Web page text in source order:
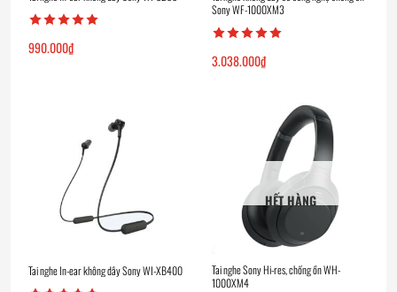
990.000₫
Sony WF-1000XM3
3.038.000₫
Tai nghe In-ear không dây Sony WI-XB400
HẾT HÀNG
Tai nghe Sony Hi-res, chống ồn WH-
1000XM4